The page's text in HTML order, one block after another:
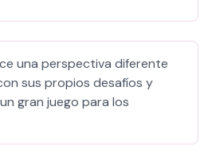
una perspectiva diferente
sus propios desafíos y
gran juego para los